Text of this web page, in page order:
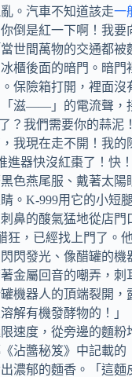
。汽車不知道該走一
倒是紅一下啊！我
世間萬物的交通都
後面的暗門。暗
保險箱打開，裡面
滋——」的電流聲，
我們需要你的蒜
我現在走不開！我
進器快沒紅棗了！
色燕尾服、戴著太
K-999用它的小短
鼻的酸氣猛地從店
，已經找上門了。
閃閃發光、像醋罐的
屬回音的嘲弄，
機器人的頂端裂開
解有機發酵物的！
速度，從旁邊的麵
沾醬秘笈》中記載
濃郁的麵香。「這